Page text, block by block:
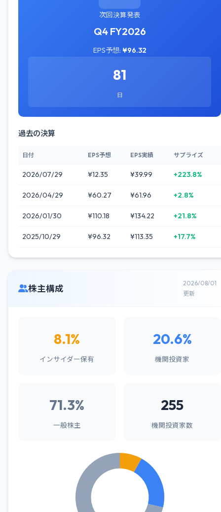
次回決算発表
Q4 FY2026
EPS予想: ¥96.32
81
日
過去の決算
日付 EPS予想 EPS実績 サプライズ
2026/07/29 ¥12.35 ¥39.99 +223.8%
2026/04/29 ¥60.27 ¥61.96 +2.8%
2026/01/30 ¥110.18 ¥134.22 +21.8%
2025/10/29 ¥96.32 ¥113.35 +17.7%
株主構成
2026/08/01
更新
8.1%
インサイダー保有
20.6%
機関投資家
71.3%
一般株主
255
機関投資家数